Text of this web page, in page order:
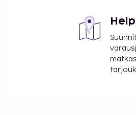
Piazza Barberini - 1,1 km /
Lähimmät lentokentät
Ciampinon lentokenttä
Rooma (FCO-Fiumicino -